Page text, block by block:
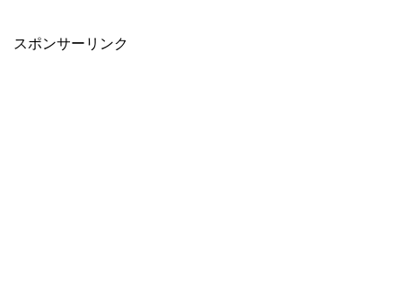
スポンサーリンク